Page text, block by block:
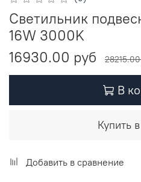
Светильник
16W 3000K
16930.00 руб
В
Купить
Добавить в сравнение